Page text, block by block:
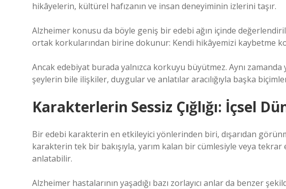
hikâyelerin, kültürel hafızanın ve insan deneyiminin izlerini taşır.
Alzheimer konusu da böyle geniş bir edebi ağın içinde
ortak korkularından birine dokunur: Kendi hikâyemizi kaybetme
Ancak edebiyat burada yalnızca korkuyu büyütmez. Aynı
şeylerin bile ilişkiler, duygular ve anlatılar aracılığıyla başka
Karakterlerin Sessiz Çığlığı: İçsel
Bir edebi karakterin en etkileyici yönlerinden biri, dışarıdan
karakterin tek bir bakışıyla, yarım kalan bir cümlesiyle veya tekrar
anlatabilir.
Alzheimer hastalarının yaşadığı bazı zorlayıcı anlar da benzer